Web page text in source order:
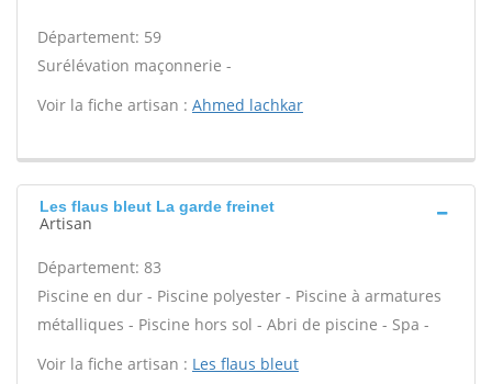
Département: 59
Surélévation maçonnerie -
Voir la fiche artisan : Ahmed lachkar
Les flaus bleut La garde freinet
Artisan
Département: 83
Piscine en dur - Piscine polyester - Piscine à armatures
métalliques - Piscine hors sol - Abri de piscine - Spa -
Voir la fiche artisan : Les flaus bleut